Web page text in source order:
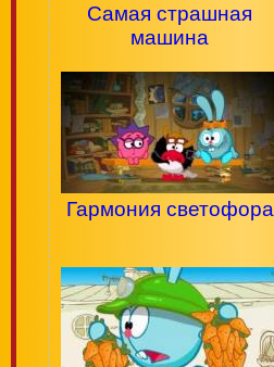
Самая страшная
машина
Гармония светофора